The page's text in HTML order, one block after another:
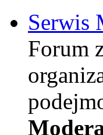
Serwis
Forum